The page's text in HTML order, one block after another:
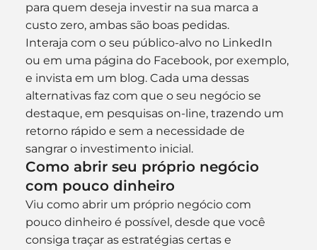
para quem deseja investir na sua marca a
custo zero, ambas são boas pedidas.
Interaja com o seu público-alvo no LinkedIn
ou em uma página do Facebook, por exemplo,
e invista em um blog. Cada uma dessas
alternativas faz com que o seu negócio se
destaque, em pesquisas on-line, trazendo um
retorno rápido e sem a necessidade de
sangrar o investimento inicial.
Como abrir seu próprio negócio
com pouco dinheiro
Viu como abrir um próprio negócio com
pouco dinheiro é possível, desde que você
consiga traçar as estratégias certas e